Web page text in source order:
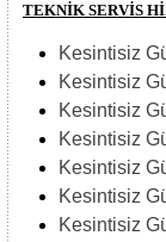
TEKNİK SERVİS
Kesintisiz
Kesintisiz
Kesintisiz
Kesintisiz
Kesintisiz
Kesintisiz
Kesintisiz